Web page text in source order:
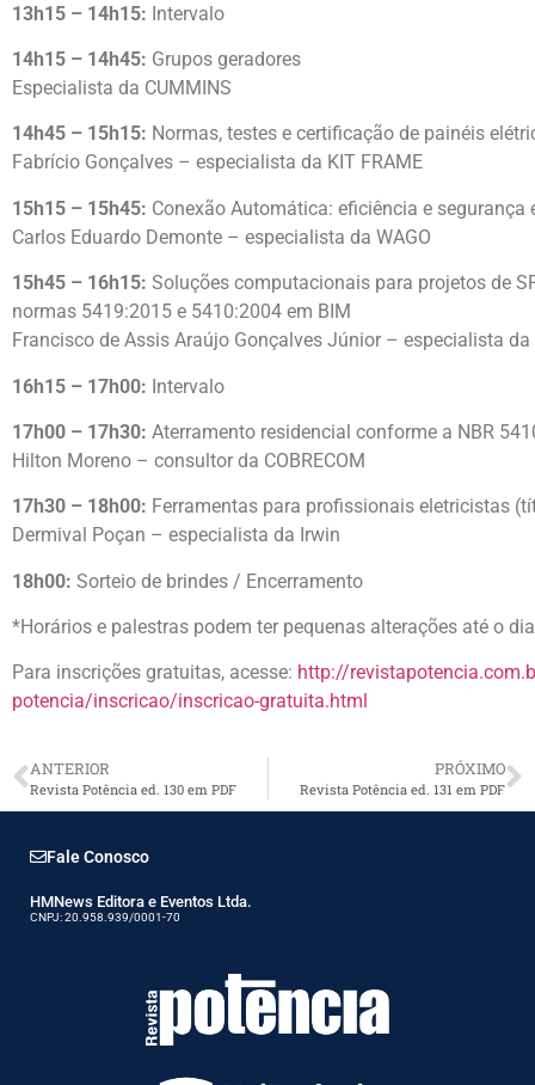
13h15 – 14h15: Intervalo
14h15 – 14h45: Grupos geradores
Especialista da CUMMINS
14h45 – 15h15: Normas, testes e certificação de painéis
Fabrício Gonçalves – especialista da KIT FRAME
15h15 – 15h45: Conexão Automática: eficiência e segurança
Carlos Eduardo Demonte – especialista da WAGO
15h45 – 16h15: Soluções computacionais para projetos de
normas 5419:2015 e 5410:2004 em BIM
Francisco de Assis Araújo Gonçalves Júnior – especialista da
16h15 – 17h00: Intervalo
17h00 – 17h30: Aterramento residencial conforme a NBR
Hilton Moreno – consultor da COBRECOM
17h30 – 18h00: Ferramentas para profissionais eletricistas
Dermival Poçan – especialista da Irwin
18h00: Sorteio de brindes / Encerramento
*Horários e palestras podem ter pequenas alterações até o
Para inscrições gratuitas, acesse: http://
potencia/inscricao/inscricao-gratuita.html
ANTERIOR
Revista Potência ed. 130 em PDF
PRÓXIMO
Revista Potência ed. 131 em PDF
Fale Conosco
HMNews Editora e Eventos Ltda.
CNPJ: 20.958.939/0001-70